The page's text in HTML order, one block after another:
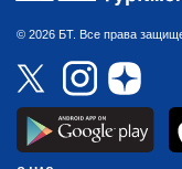
© 2026 БТ. Все права